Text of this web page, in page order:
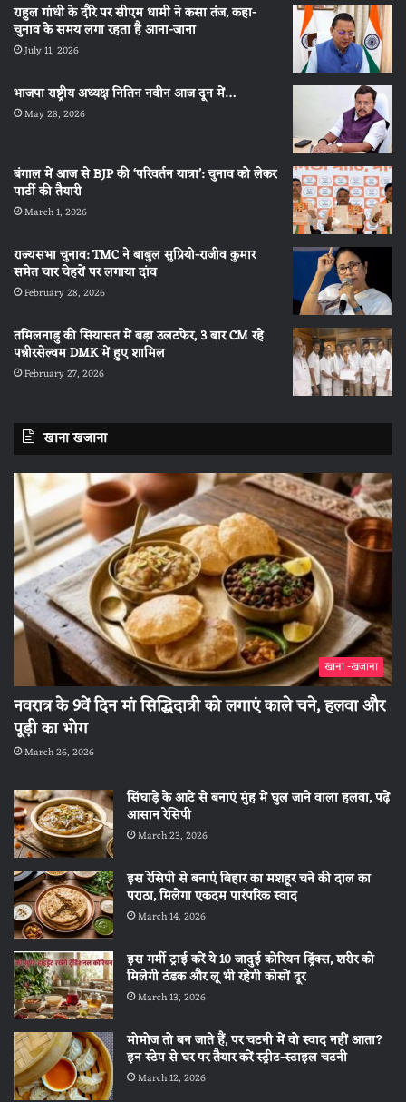
राहुल गांधी के दौरे पर सीएम धामी ने कसा तंज, कहा-
चुनाव के समय लगा रहता है आना-जाना
July 11, 2026
भाजपा राष्ट्रीय अध्यक्ष नितिन नवीन आज दून में…
May 28, 2026
बंगाल में आज से BJP की ‘परिवर्तन यात्रा’: चुनाव को लेकर
पार्टी की तैयारी
March 1, 2026
राज्यसभा चुनाव: TMC ने बाबुल सुप्रियो-राजीव कुमार
समेत चार चेहरों पर लगाया दांव
February 28, 2026
तमिलनाडु की सियासत में बड़ा उलटफेर, 3 बार CM रहे
पन्नीरसेल्वम DMK में हुए शामिल
February 27, 2026
खाना खजाना
खाना -खजाना
नवरात्र के 9वें दिन मां सिद्धिदात्री को लगाएं काले चने, हलवा और
पूड़ी का भोग
March 26, 2026
सिंघाड़े के आटे से बनाएं मुंह में घुल जाने वाला हलवा, पढ़ें
आसान रेसिपी
March 23, 2026
इस रेसिपी से बनाएं बिहार का मशहूर चने की दाल का
पराठा, मिलेगा एकदम पारंपरिक स्वाद
March 14, 2026
इस गर्मी ट्राई करें ये 10 जादुई कोरियन ड्रिंक्स, शरीर को
मिलेगी ठंडक और लू भी रहेगी कोसों दूर
March 13, 2026
मोमोज तो बन जाते हैं, पर चटनी में वो स्वाद नहीं आता?
इन स्टेप से घर पर तैयार करें स्ट्रीट-स्टाइल चटनी
March 12, 2026